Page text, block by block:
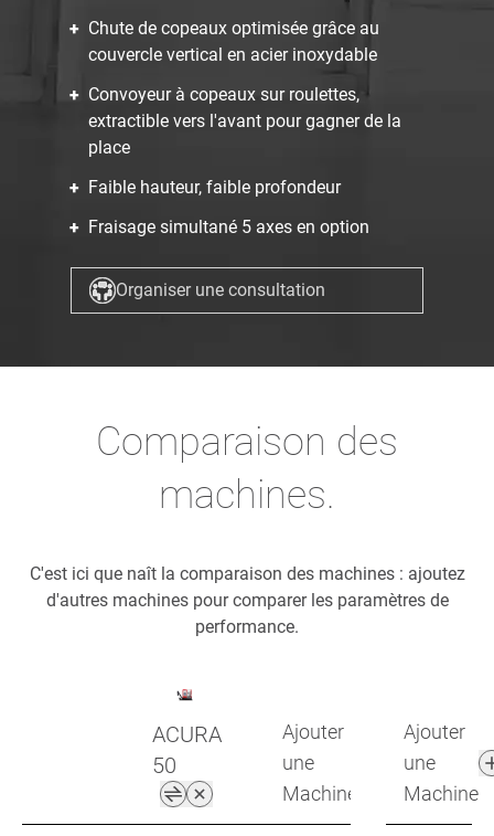
Chute de copeaux optimisée grâce au
couvercle vertical en acier inoxydable
Convoyeur à copeaux sur roulettes,
extractible vers l'avant pour gagner de la
place
Faible hauteur, faible profondeur
Fraisage simultané 5 axes en option
Organiser une consultation
Comparaison des
machines.
C'est ici que naît la comparaison des machines : ajoutez
d'autres machines pour comparer les paramètres de
performance.
ACURA
50
Ajouter
une
Machine
Ajouter
une
Machine